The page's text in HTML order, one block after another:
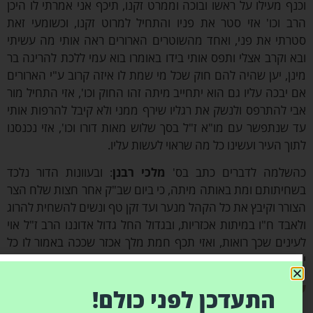
מעילו על ראשו ובוכה וממרט זקנו, תיכף אני אמרתי לו היכן
וכו' אזי סטר את פניו והתחיל למרוט זקנו, וכשומעי זאת
את פני, ואחד מהשוטרים הארורים ראה אותי מה עשיתי
וקרב אצלי ותפס אותי בידו באומרו בוא עמי ללכת להריגה בר
יען שהיה להם חוק שכל מי שמת לו איזה קרוב ע"י הארורים
עליו גם הוא יתחייב מיתה זהו החוק וכו', אזי התחיל מור
להתרפס ולנשק את רגליו שירף ממני ולא קיבל להרפות אותי
עם מו"א ז"ל בסך שלוש מאות דורו וכו', אזי נכנסנו
העיר ועשינו כל מה שראוי לעשות עליו.
לדברים כתב בס'מלכי רבנן : ובעוונות הדור נלכד
ומת באותה מיתה, כי ביום שב"ק אחר חצות שלח הצר
וקיבץ את כל הקהל מנער ועד זקן טף ונשים להשחית להרוג
ח"ו במיתות אכזריות, ובגדול החל גדול אדוננו הרב ז"ל אוי
שכך רואות, ואזי תכף חמת מלך אכזר שככה באמור לו כל
זה שקול כי גדול ישראל וכפר על כל הקהל.
נשמתו בטהרה
התעדכן לפני כולם!